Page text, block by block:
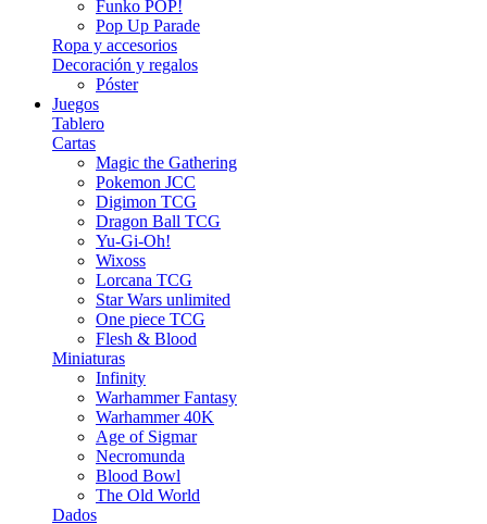
Funko POP!
Pop Up Parade
Ropa y accesorios
Decoración y regalos
Póster
Juegos
Tablero
Cartas
Magic the Gathering
Pokemon JCC
Digimon TCG
Dragon Ball TCG
Yu-Gi-Oh!
Wixoss
Lorcana TCG
Star Wars unlimited
One piece TCG
Flesh & Blood
Miniaturas
Infinity
Warhammer Fantasy
Warhammer 40K
Age of Sigmar
Necromunda
Blood Bowl
The Old World
Dados